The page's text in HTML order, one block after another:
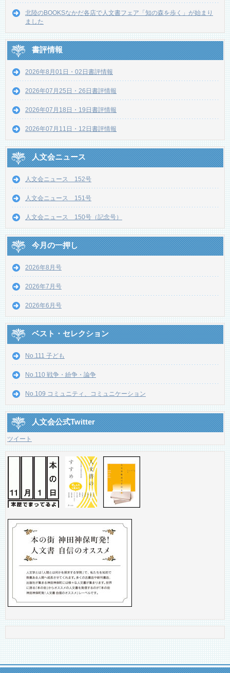
北陸のBOOKSなかだ各店で人文書フェア「知の森を歩く」が始まり
ました
書評情報
2026年8月01日・02日書評情報
2026年07月25日・26日書評情報
2026年07月18日・19日書評情報
2026年07月11日・12日書評情報
人文会ニュース
人文会ニュース 152号
人文会ニュース 151号
人文会ニュース 150号（記念号）
今月の一押し
2026年8月号
2026年7月号
2026年6月号
ベスト・セレクション
No.111 子ども
No.110 戦争・紛争・論争
No.109 コミュニティ、コミュニケーション
人文会公式Twitter
ツイート